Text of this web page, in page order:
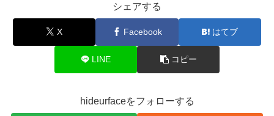
シェアする
X Facebook はてブ
LINE コピー
hideurfaceをフォローする